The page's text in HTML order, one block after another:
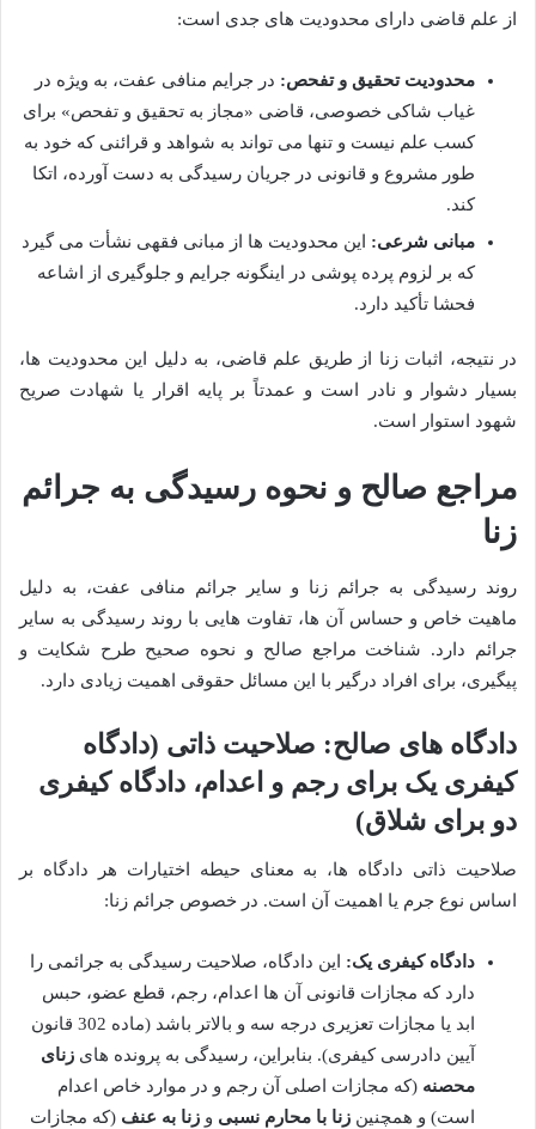
از علم قاضی دارای محدودیت های جدی است:
محدودیت تحقیق و تفحص: در جرایم منافی عفت، به ویژه در
غیاب شاکی خصوصی، قاضی «مجاز به تحقیق و تفحص» برای
کسب علم نیست و تنها می تواند به شواهد و قرائنی که خود به
طور مشروع و قانونی در جریان رسیدگی به دست آورده، اتکا
کند.
مبانی شرعی: این محدودیت ها از مبانی فقهی نشأت می گیرد
که بر لزوم پرده پوشی در اینگونه جرایم و جلوگیری از اشاعه
فحشا تأکید دارد.
در نتیجه، اثبات زنا از طریق علم قاضی، به دلیل این محدودیت ها،
بسیار دشوار و نادر است و عمدتاً بر پایه اقرار یا شهادت صریح
شهود استوار است.
مراجع صالح و نحوه رسیدگی به جرائم
زنا
روند رسیدگی به جرائم زنا و سایر جرائم منافی عفت، به دلیل
ماهیت خاص و حساس آن ها، تفاوت هایی با روند رسیدگی به سایر
جرائم دارد. شناخت مراجع صالح و نحوه صحیح طرح شکایت و
پیگیری، برای افراد درگیر با این مسائل حقوقی اهمیت زیادی دارد.
دادگاه های صالح: صلاحیت ذاتی (دادگاه
کیفری یک برای رجم و اعدام، دادگاه کیفری
دو برای شلاق)
صلاحیت ذاتی دادگاه ها، به معنای حیطه اختیارات هر دادگاه بر
اساس نوع جرم یا اهمیت آن است. در خصوص جرائم زنا:
دادگاه کیفری یک: این دادگاه، صلاحیت رسیدگی به جرائمی را
دارد که مجازات قانونی آن ها اعدام، رجم، قطع عضو، حبس
ابد یا مجازات تعزیری درجه سه و بالاتر باشد (ماده 302 قانون
آیین دادرسی کیفری). بنابراین، رسیدگی به پرونده های زنای
محصنه (که مجازات اصلی آن رجم و در موارد خاص اعدام
است) و همچنین زنا با محارم نسبی و زنا به عنف (که مجازات